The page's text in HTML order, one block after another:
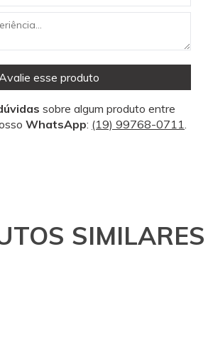
esse produto
sobre algum produto entre
WhatsApp: (19) 99768-0711.
SIMILARES